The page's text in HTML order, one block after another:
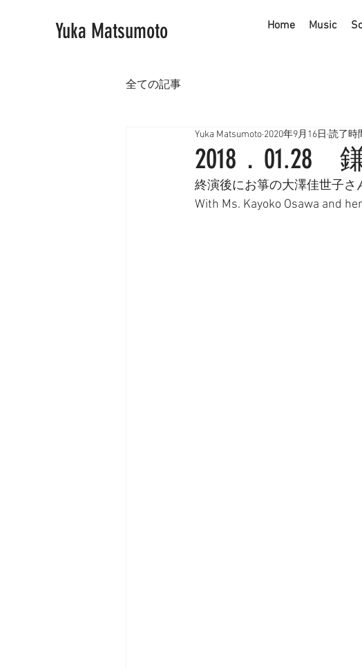
Yuka Matsumoto Home Music
全ての記事
2018．01.28
Yuka Matsumoto 2020年9月16日 読了時
終演後にお箏の大澤佳世子さ
With Ms. Kayoko Osawa and